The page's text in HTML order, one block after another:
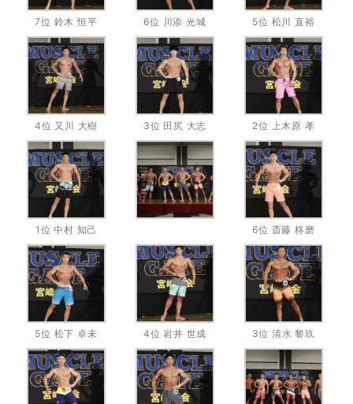
7位 鈴木 恒平 6位 川添 光城 5位 松川 直裕
4位 又川 大樹 3位 田尻 大志 2位 上木原 孝
1位 中村 知己 6位 斎藤 柊磨
5位 松下 卓未 4位 岩井 世成 3位 清水 黎玖